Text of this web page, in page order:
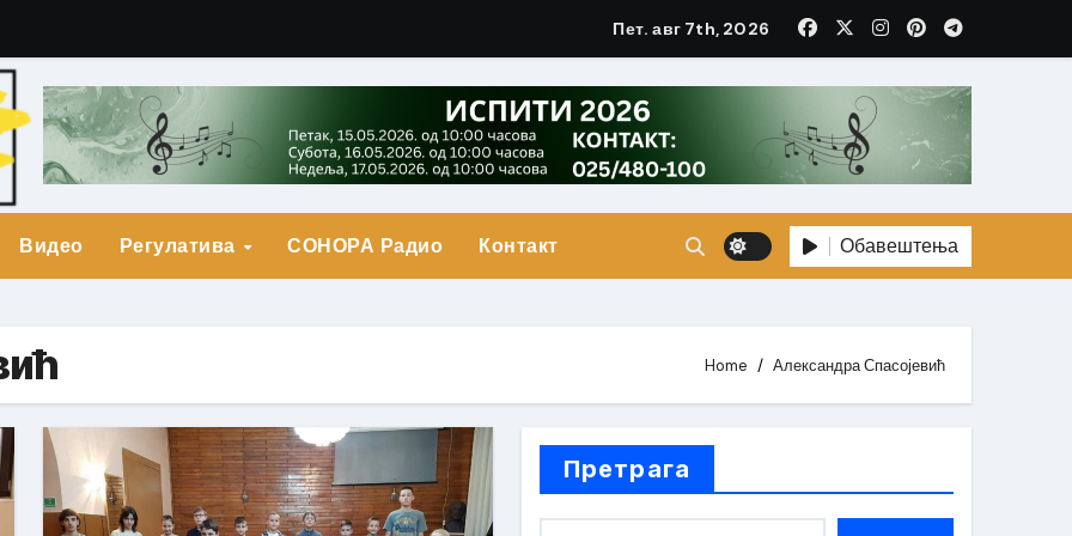
Друга Награда
Прва награда
Пет. авг 7th, 2026
Видео Регулатива СОНОРА Радио Контакт Обавештења
Home Александра Спасојевић
Претрага